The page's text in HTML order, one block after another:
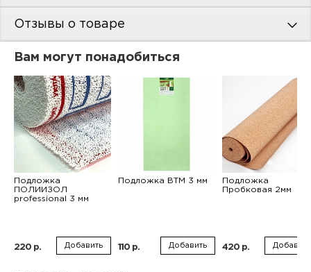
Отзывы о товаре
Вам могут понадобиться
Подложка
ПОЛИИЗОЛ
professional 3 мм
220 р. Добавить
Подложка ВТМ 3 мм
110 р. Добавить
Подложка
Пробковая 2мм
420 р. Добавить